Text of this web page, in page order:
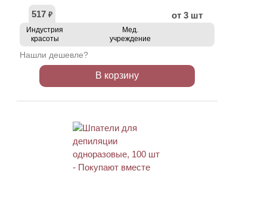
517 ₽ от 3 шт
Индустрия
красоты
Мед.
учреждение
Нашли дешевле?
В корзину